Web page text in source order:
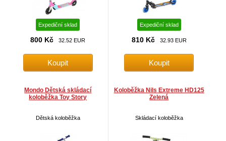
Expediční sklad
800 Kč 32.52 EUR
Expediční sklad
810 Kč 32.93 EUR
Mondo Dětská skládací
koloběžka Toy Story
Dětská koloběžka
Koloběžka Nils Extreme HD125
Zelená
Skládací koloběžka